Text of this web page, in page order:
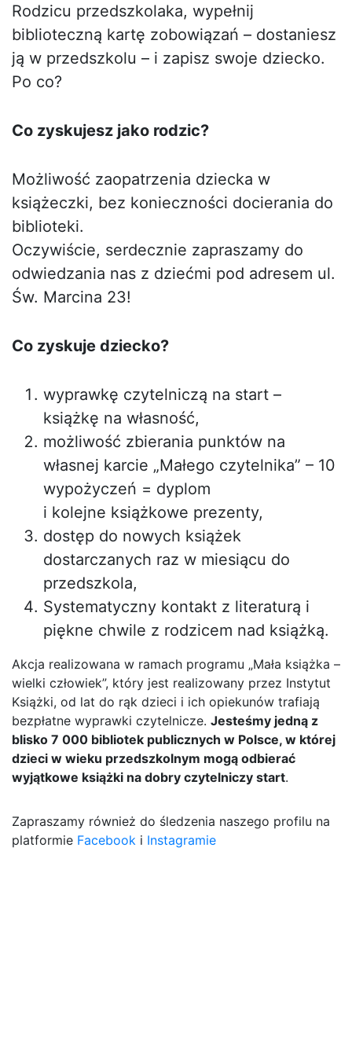
Rodzicu przedszkolaka, wypełnij
biblioteczną kartę zobowiązań – dostaniesz
ją w przedszkolu – i zapisz swoje dziecko.
Po co?
Co zyskujesz jako rodzic?
Możliwość zaopatrzenia dziecka w
książeczki, bez konieczności docierania do
biblioteki.
Oczywiście, serdecznie zapraszamy do
odwiedzania nas z dziećmi pod adresem ul.
Św. Marcina 23!
Co zyskuje dziecko?
wyprawkę czytelniczą na start –
książkę na własność,
możliwość zbierania punktów na
własnej karcie „Małego czytelnika” – 10
wypożyczeń = dyplom
i kolejne książkowe prezenty,
dostęp do nowych książek
dostarczanych raz w miesiącu do
przedszkola,
Systematyczny kontakt z literaturą i
piękne chwile z rodzicem nad książką.
Akcja realizowana w ramach programu „Mała książka –
wielki człowiek”, który jest realizowany przez Instytut
Książki, od lat do rąk dzieci i ich opiekunów trafiają
bezpłatne wyprawki czytelnicze. Jesteśmy jedną z
blisko 7 000 bibliotek publicznych w Polsce, w której
dzieci w wieku przedszkolnym mogą odbierać
wyjątkowe książki na dobry czytelniczy start.
Zapraszamy również do śledzenia naszego profilu na
platformie Facebook i Instagramie